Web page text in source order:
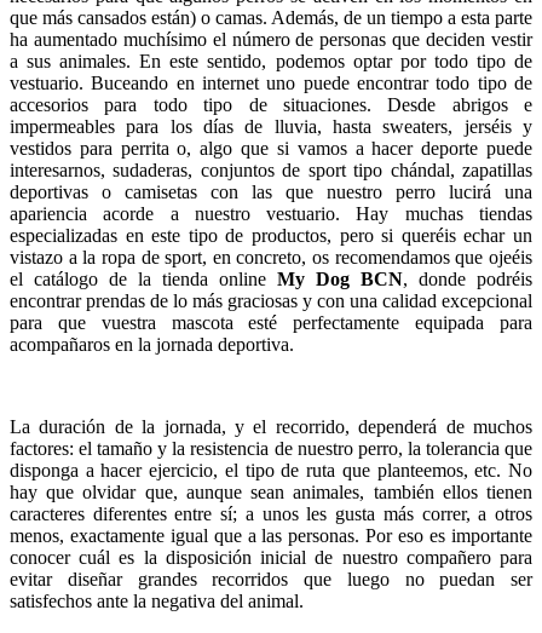
que más cansados están) o camas. Además, de un tiempo a esta parte
ha aumentado muchísimo el número de personas que deciden vestir
a sus animales. En este sentido, podemos optar por todo tipo de
vestuario. Buceando en internet uno puede encontrar todo tipo de
accesorios para todo tipo de situaciones. Desde abrigos e
impermeables para los días de lluvia, hasta sweaters, jerséis y
vestidos para perrita o, algo que si vamos a hacer deporte puede
interesarnos, sudaderas, conjuntos de sport tipo chándal, zapatillas
deportivas o camisetas con las que nuestro perro lucirá una
apariencia acorde a nuestro vestuario. Hay muchas tiendas
especializadas en este tipo de productos, pero si queréis echar un
vistazo a la ropa de sport, en concreto, os recomendamos que ojeéis
el catálogo de la tienda online My Dog BCN, donde podréis
encontrar prendas de lo más graciosas y con una calidad excepcional
para que vuestra mascota esté perfectamente equipada para
acompañaros en la jornada deportiva.
La duración de la jornada, y el recorrido, dependerá de muchos
factores: el tamaño y la resistencia de nuestro perro, la tolerancia que
disponga a hacer ejercicio, el tipo de ruta que planteemos, etc. No
hay que olvidar que, aunque sean animales, también ellos tienen
caracteres diferentes entre sí; a unos les gusta más correr, a otros
menos, exactamente igual que a las personas. Por eso es importante
conocer cuál es la disposición inicial de nuestro compañero para
evitar diseñar grandes recorridos que luego no puedan ser
satisfechos ante la negativa del animal.